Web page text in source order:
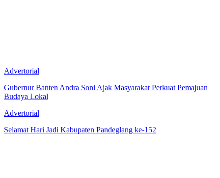
Advertorial
Gubernur Banten Andra Soni Ajak Masyarakat Perkuat Pemajuan
Budaya Lokal
Advertorial
Selamat Hari Jadi Kabupaten Pandeglang ke-152